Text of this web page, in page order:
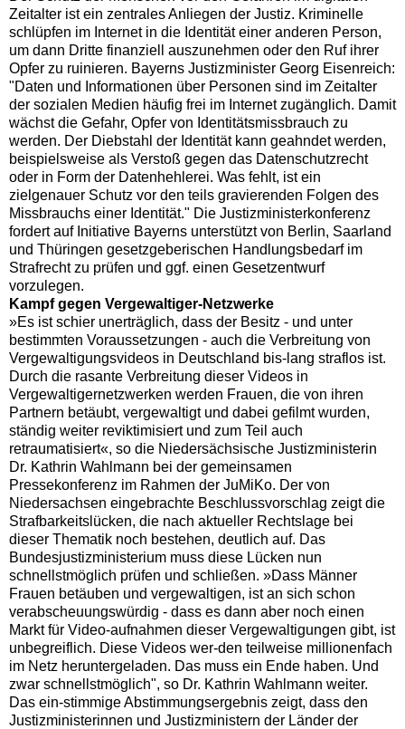
Zeitalter ist ein zentrales Anliegen der Justiz. Kriminelle
schlüpfen im Internet in die Identität einer anderen Person,
um dann Dritte finanziell auszunehmen oder den Ruf ihrer
Opfer zu ruinieren. Bayerns Justizminister Georg Eisenreich:
"Daten und Informationen über Personen sind im Zeitalter
der sozialen Medien häufig frei im Internet zugänglich. Damit
wächst die Gefahr, Opfer von Identitätsmissbrauch zu
werden. Der Diebstahl der Identität kann geahndet werden,
beispielsweise als Verstoß gegen das Datenschutzrecht
oder in Form der Datenhehlerei. Was fehlt, ist ein
zielgenauer Schutz vor den teils gravierenden Folgen des
Missbrauchs einer Identität." Die Justizministerkonferenz
fordert auf Initiative Bayerns unterstützt von Berlin, Saarland
und Thüringen gesetzgeberischen Handlungsbedarf im
Strafrecht zu prüfen und ggf. einen Gesetzentwurf
vorzulegen.
Kampf gegen Vergewaltiger-Netzwerke
»Es ist schier unerträglich, dass der Besitz - und unter
bestimmten Voraussetzungen - auch die Verbreitung von
Vergewaltigungsvideos in Deutschland bis-lang straflos ist.
Durch die rasante Verbreitung dieser Videos in
Vergewaltigernetzwerken werden Frauen, die von ihren
Partnern betäubt, vergewaltigt und dabei gefilmt wurden,
ständig weiter reviktimisiert und zum Teil auch
retraumatisiert«, so die Niedersächsische Justizministerin
Dr. Kathrin Wahlmann bei der gemeinsamen
Pressekonferenz im Rahmen der JuMiKo. Der von
Niedersachsen eingebrachte Beschlussvorschlag zeigt die
Strafbarkeitslücken, die nach aktueller Rechtslage bei
dieser Thematik noch bestehen, deutlich auf. Das
Bundesjustizministerium muss diese Lücken nun
schnellstmöglich prüfen und schließen. »Dass Männer
Frauen betäuben und vergewaltigen, ist an sich schon
verabscheuungswürdig - dass es dann aber noch einen
Markt für Video-aufnahmen dieser Vergewaltigungen gibt, ist
unbegreiflich. Diese Videos wer-den teilweise millionenfach
im Netz heruntergeladen. Das muss ein Ende haben. Und
zwar schnellstmöglich", so Dr. Kathrin Wahlmann weiter.
Das ein-stimmige Abstimmungsergebnis zeigt, dass den
Justizministerinnen und Justizministern der Länder der